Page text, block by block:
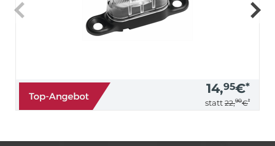
14,95€*
statt 22,90€*